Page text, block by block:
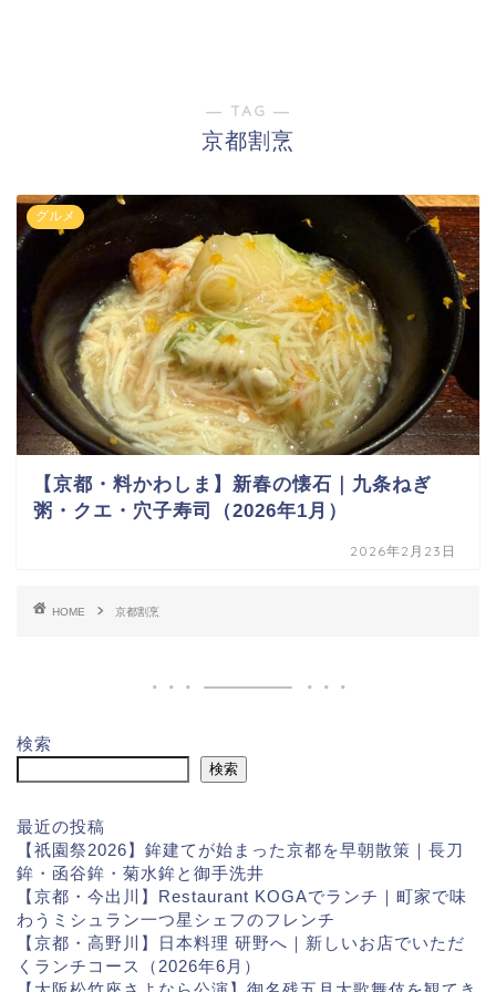
― TAG ―
京都割烹
グルメ
【京都・料かわしま】新春の懐石｜九条ねぎ
粥・クエ・穴子寿司（2026年1月）
2026年2月23日
HOME 京都割烹
検索
検索
最近の投稿
【祇園祭2026】鉾建てが始まった京都を早朝散策｜長刀
鉾・函谷鉾・菊水鉾と御手洗井
【京都・今出川】Restaurant KOGAでランチ｜町家で味
わうミシュラン一つ星シェフのフレンチ
【京都・高野川】日本料理 研野へ｜新しいお店でいただ
くランチコース（2026年6月）